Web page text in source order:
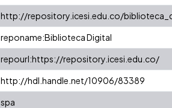
http://repository.icesi.edu.co/
reponame:Biblioteca Digital
repourl:https://repository.icesi.edu.co/
http://hdl.handle.net/10906/83389
spa